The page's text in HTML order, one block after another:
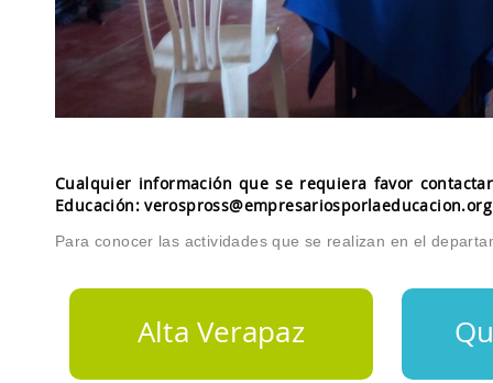
Cualquier información que se requiera favor
Educación:verospross@empresariosporlaeducacion.org
Para conocer las actividades que se realizan en el
Alta Verapaz